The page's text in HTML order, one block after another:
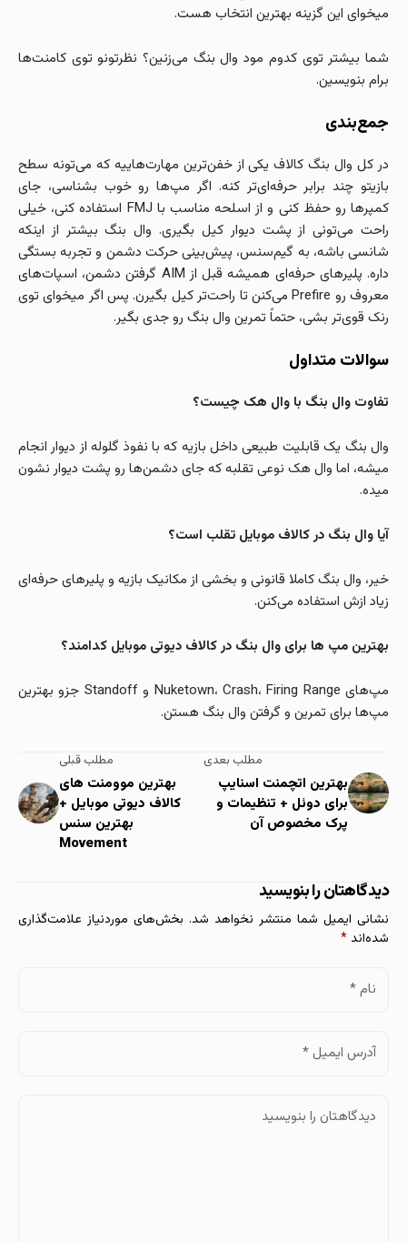
میخوای این گزینه بهترین انتخاب هست.
شما بیشتر توی کدوم مود وال بنگ می‌زنین؟ نظرتونو توی کامنت‌ها
برام بنویسین.
جمع‌بندی
در کل وال بنگ کالاف یکی از خفن‌ترین مهارت‌هاییه که می‌تونه سطح
بازیتو چند برابر حرفه‌ای‌تر کنه. اگر مپ‌ها رو خوب بشناسی، جای
کمپرها رو حفظ کنی و از اسلحه مناسب با FMJ استفاده کنی، خیلی
راحت می‌تونی از پشت دیوار کیل بگیری. وال بنگ بیشتر از اینکه
شانسی باشه، به گیم‌سنس، پیش‌بینی حرکت دشمن و تجربه بستگی
داره. پلیرهای حرفه‌ای همیشه قبل از AIM گرفتن دشمن، اسپات‌های
معروف رو Prefire می‌کنن تا راحت‌تر کیل بگیرن. پس اگر میخوای توی
رنک قوی‌تر بشی، حتماً تمرین وال بنگ رو جدی بگیر.
سوالات متداول
تفاوت وال بنگ با وال هک چیست؟
وال بنگ یک قابلیت طبیعی داخل بازیه که با نفوذ گلوله از دیوار انجام
میشه، اما وال هک نوعی تقلبه که جای دشمن‌ها رو پشت دیوار نشون
میده.
آیا وال بنگ در کالاف موبایل تقلب است؟
خیر، وال بنگ کاملا قانونی و بخشی از مکانیک بازیه و پلیرهای حرفه‌ای
زیاد ازش استفاده می‌کنن.
بهترین مپ ها برای وال بنگ در کالاف دیوتی موبایل کدامند؟
مپ‌های Nuketown، Crash، Firing Range و Standoff جزو بهترین
مپ‌ها برای تمرین و گرفتن وال بنگ هستن.
مطلب قبلی
بهترین موومنت های
کالاف دیوتی موبایل +
بهترین سنس
Movement
مطلب بعدی
بهترین اتچمنت اسنایپ
برای دوئل + تنظیمات و
پرک مخصوص آن
دیدگاهتان را بنویسید
نشانی ایمیل شما منتشر نخواهد شد. بخش‌های موردنیاز علامت‌گذاری
شده‌اند *